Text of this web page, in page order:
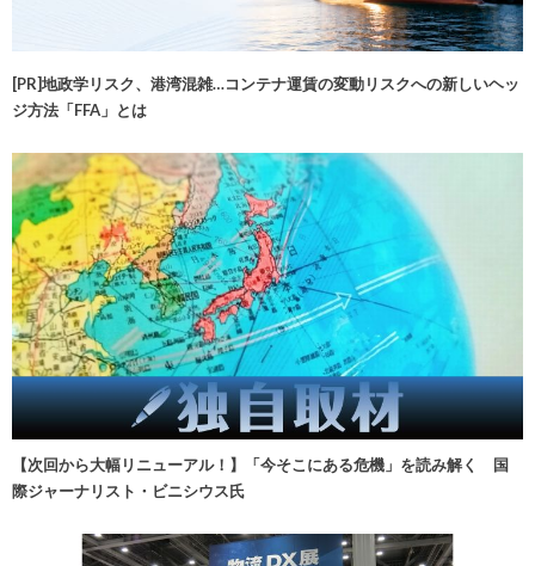
[PR]地政学リスク、港湾混雑…コンテナ運賃の変動リスクへの新しいヘッ
ジ方法「FFA」とは
【次回から大幅リニューアル！】「今そこにある危機」を読み解く 国
際ジャーナリスト・ビニシウス氏